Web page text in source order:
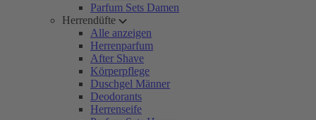
Parfum Sets Damen
Herrendüfte
Alle anzeigen
Herrenparfum
After Shave
Körperpflege
Duschgel Männer
Deodorants
Herrenseife